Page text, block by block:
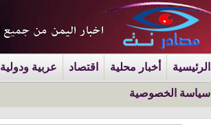
الرئيسية أخبار محلية اقتصاد عربية ودولية
سياسة الخصوصية